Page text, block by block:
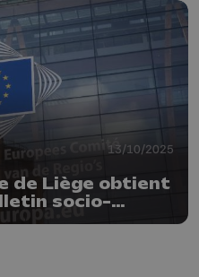
13/10/2025
de Liège obtient
socio-